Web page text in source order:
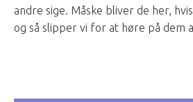
andre sige. Måske bliver de her,
og så slip­per vi for at høre på dem